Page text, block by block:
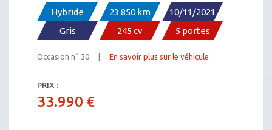
Hybride 23 850 km
10/11/2021
Gris
245 cv 5 portes
Occasion n° 30 | En savoir plus sur le véhicule
PRIX :
33.990 €